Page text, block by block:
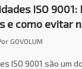
ISO 9001:
e como evitar
GOVOLUM
ISO 9001 são um